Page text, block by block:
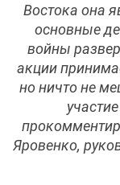
Востока она
основные
войны
акции
но ничто не
Яровенко,